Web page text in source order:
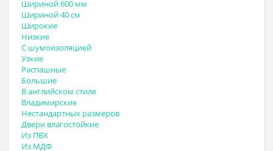
Шириной 600 мм
Шириной 40 см
Широкие
Низкие
С шумоизоляцией
Узкие
Распашные
Большие
В английском стиле
Владимирские
Нестандартных размеров
Двери влагостойкие
Из ПВХ
Из МДФ